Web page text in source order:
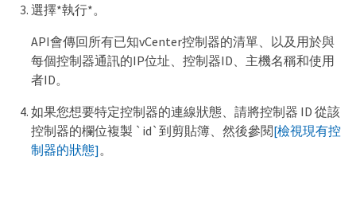
選擇*執行*。
API會傳回所有已知vCenter控制器的清單、以及用於與
每個控制器通訊的IP位址、控制器ID、主機名稱和使用
者ID。
如果您想要特定控制器的連線狀態、請將控制器 ID 從該
控制器的欄位複製 `id`到剪貼簿、然後參閱[檢視現有控
制器的狀態]。